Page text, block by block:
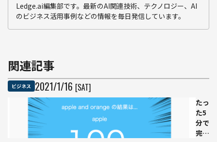
Ledge.ai編集部です。最新のAI関連技術、テクノロジー、AI
のビジネス活用事例などの情報を毎日発信しています。
関連記事
ビジネス 2021/1/16 [SAT]
たっ
た5
分で
完